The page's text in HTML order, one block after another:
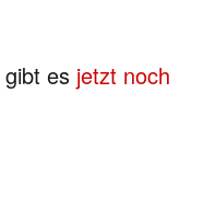
es jetzt noch